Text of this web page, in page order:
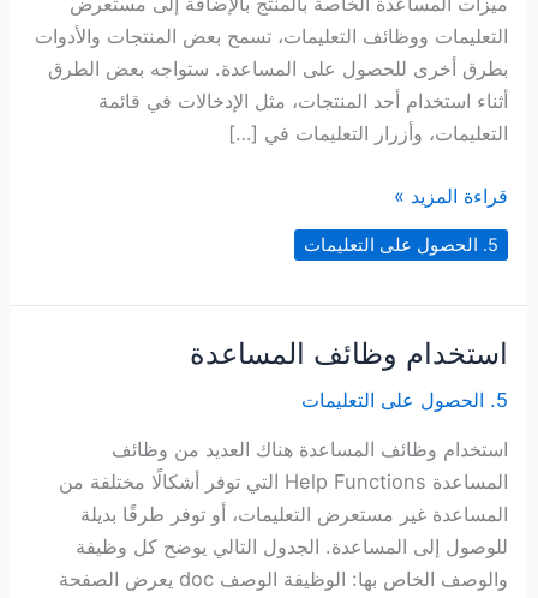
التعليمات ووظائف التعليمات، تسمح بعض المنتجات والأدوات
بطرق أخرى للحصول على المساعدة. ستواجه بعض الطرق
أثناء استخدام أحد المنتجات، مثل الإدخالات في قائمة
التعليمات، وأزرار التعليمات في […]
طرق
أخرى
للحصول
قراءة المزيد »
5. الحصول على التعليمات
استخدام وظائف المساعدة
5. الحصول على التعليمات
استخدام وظائف المساعدة هناك العديد من وظائف
المساعدة Help Functions التي توفر أشكالًا مختلفة من
المساعدة غير مستعرض التعليمات، أو توفر طرقًا بديلة
للوصول إلى المساعدة. الجدول التالي يوضح كل وظيفة
والوصف الخاص بها: الوظيفة الوصف doc يعرض الصفحة